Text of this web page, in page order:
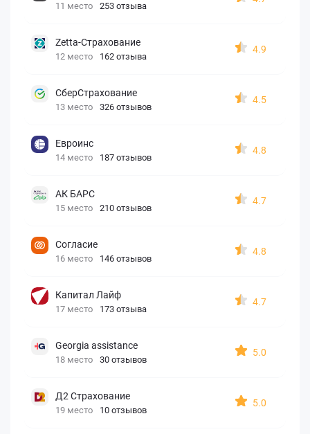
11 место 253 отзыва
Zetta-Страхование
12 место 162 отзыва
4.9
СберСтрахование
13 место 326 отзывов
4.5
Евроинс
14 место 187 отзывов
4.8
АК БАРС
15 место 210 отзывов
4.7
Согласие
16 место 146 отзывов
4.8
Капитал Лайф
17 место 173 отзыва
4.7
Georgia assistance
18 место 30 отзывов
5.0
Д2 Страхование
19 место 10 отзывов
5.0